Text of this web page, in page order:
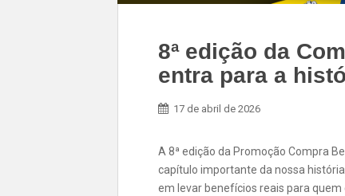
8ª edição da
entra para a
17 de abril de 2026
A 8ª edição da Promoção Compra
capítulo importante da nossa
em levar benefícios reais para